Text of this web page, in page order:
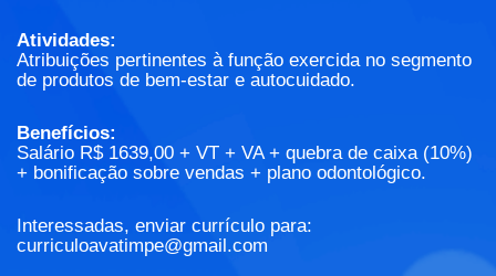
Atividades:
Atribuições pertinentes à função exercida no segmento
de produtos de bem-estar e autocuidado.
Benefícios:
Salário R$ 1639,00 + VT + VA + quebra de caixa (10%)
+ bonificação sobre vendas + plano odontológico.
Interessadas, enviar currículo para:
curriculoavatimpe@gmail.com